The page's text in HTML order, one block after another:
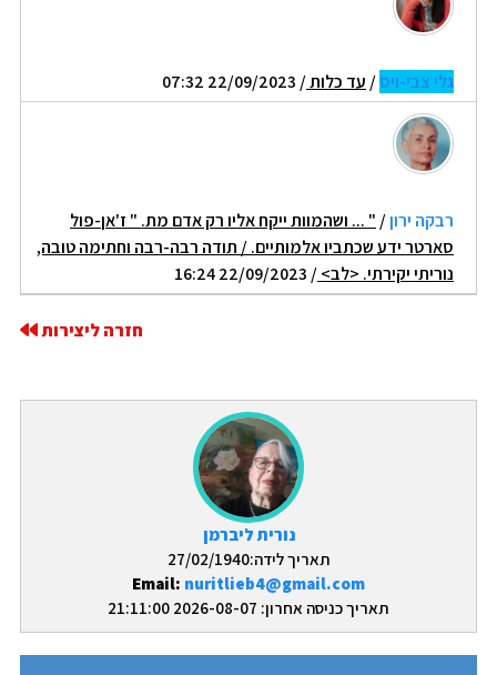
נורית ליברמן
תאריך לידה:27/02/1940
Email: nuritlieb4@gmail.com
תאריך כניסה אחרון: 2026-08-07 21:11:00
גלי צבי-ויס/ עד כלות/ 22/09/2023 07:32
רבקה ירון/ " ... ושהמוות ייקח אליו רק אדם מת. " ז'אן-פול
סארטר ידע שכתביו אלמותיים. / תודה רבה-רבה וחתימה טובה,
נוריתי יקירתי. <לב>/ 22/09/2023 16:24
חזרה ליצירות